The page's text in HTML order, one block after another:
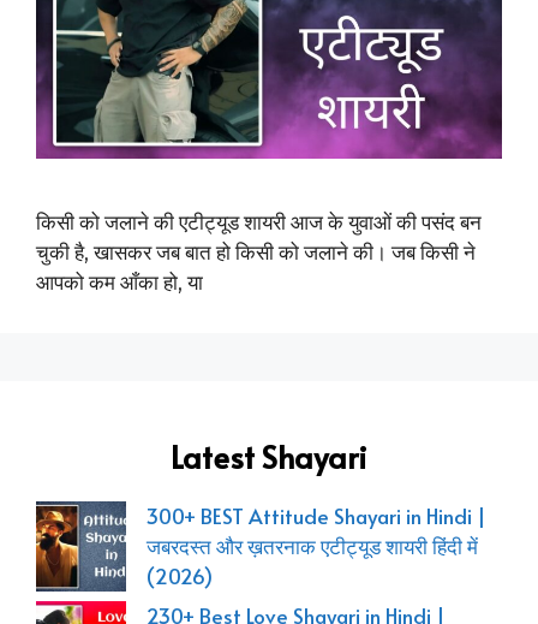
किसी को जलाने की एटीट्यूड शायरी आज के युवाओं की पसंद बन
चुकी है, खासकर जब बात हो किसी को जलाने की। जब किसी ने
आपको कम आँका हो, या
Latest Shayari
300+ BEST Attitude Shayari in Hindi |
जबरदस्त और ख़तरनाक एटीट्यूड शायरी हिंदी में
(2026)
230+ Best Love Shayari in Hindi |